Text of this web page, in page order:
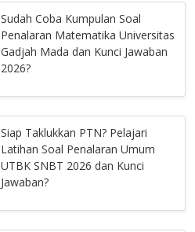
Sudah Coba Kumpulan Soal
Penalaran Matematika Universitas
Gadjah Mada dan Kunci Jawaban
2026?
Siap Taklukkan PTN? Pelajari
Latihan Soal Penalaran Umum
UTBK SNBT 2026 dan Kunci
Jawaban?